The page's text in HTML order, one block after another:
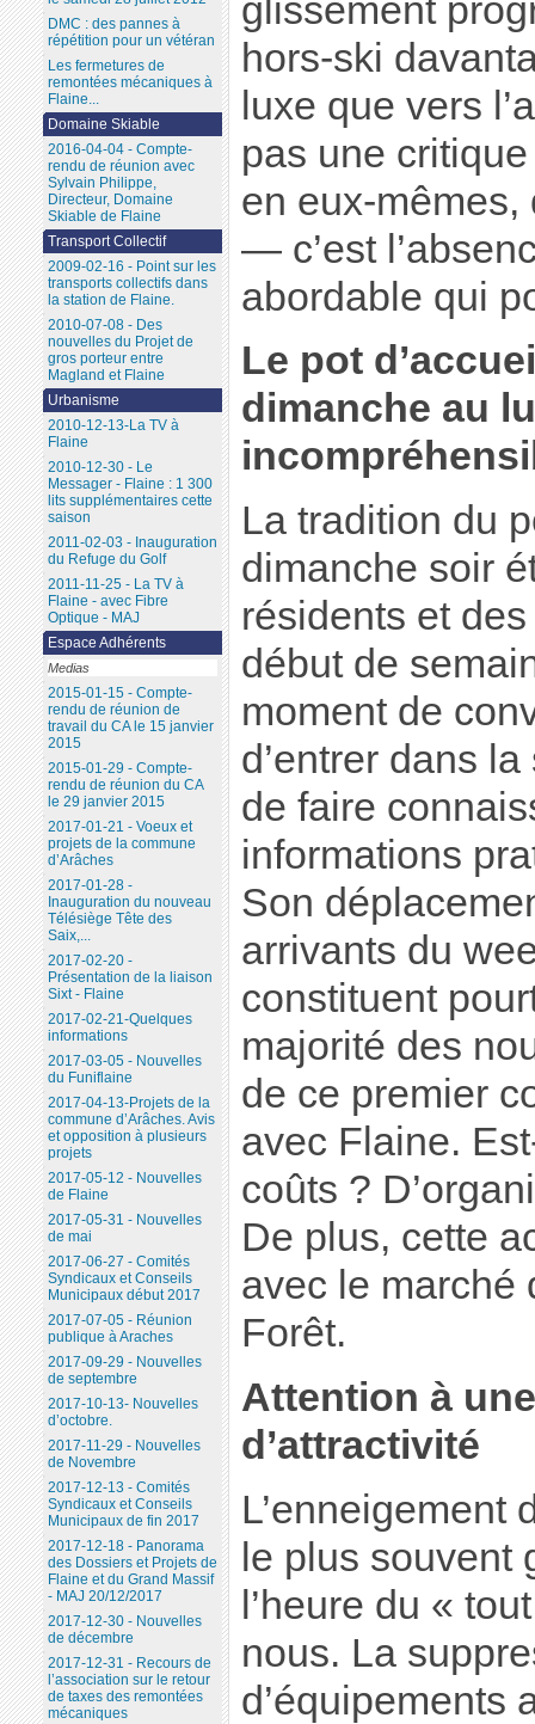
glissement
hors-ski
luxe que vers
pas une
en eux-
— c’est
abordable qui
Le pot
dimanche au
La tradition du
dimanche soir
résidents et
début de
moment de
d’entrer dans
de faire
informations
Son
arrivants du
constituent
majorité des
de ce premier
avec Flaine.
coûts ?
De plus, cette
avec le marché
Forêt.
Attention à
d’attractivité
L’enneigement
le plus souvent
l’heure du «
nous. La
d’équipements
DMC : des pannes à
répétition pour un vétéran
Les fermetures de
remontées mécaniques à
Flaine...
Domaine Skiable
2016-04-04 - Compte-
rendu de réunion avec
Sylvain Philippe,
Directeur, Domaine
Skiable de Flaine
Transport Collectif
2009-02-16 - Point sur les
transports collectifs dans
la station de Flaine.
2010-07-08 - Des
nouvelles du Projet de
gros porteur entre
Magland et Flaine
Urbanisme
2010-12-13-La TV à
Flaine
2010-12-30 - Le
Messager - Flaine : 1 300
lits supplémentaires cette
saison
2011-02-03 - Inauguration
du Refuge du Golf
2011-11-25 - La TV à
Flaine - avec Fibre
Optique - MAJ
Espace Adhérents
Medias
2015-01-15 - Compte-
rendu de réunion de
travail du CA le 15 janvier
2015
2015-01-29 - Compte-
rendu de réunion du CA
le 29 janvier 2015
2017-01-21 - Voeux et
projets de la commune
d’Arâches
2017-01-28 -
Inauguration du nouveau
Télésiège Tête des
Saix,...
2017-02-20 -
Présentation de la liaison
Sixt - Flaine
2017-02-21-Quelques
informations
2017-03-05 - Nouvelles
du Funiflaine
2017-04-13-Projets de la
commune d’Arâches. Avis
et opposition à plusieurs
projets
2017-05-12 - Nouvelles
de Flaine
2017-05-31 - Nouvelles
de mai
2017-06-27 - Comités
Syndicaux et Conseils
Municipaux début 2017
2017-07-05 - Réunion
publique à Araches
2017-09-29 - Nouvelles
de septembre
2017-10-13- Nouvelles
d’octobre.
2017-11-29 - Nouvelles
de Novembre
2017-12-13 - Comités
Syndicaux et Conseils
Municipaux de fin 2017
2017-12-18 - Panorama
des Dossiers et Projets de
Flaine et du Grand Massif
- MAJ 20/12/2017
2017-12-30 - Nouvelles
de décembre
2017-12-31 - Recours de
l’association sur le retour
de taxes des remontées
mécaniques